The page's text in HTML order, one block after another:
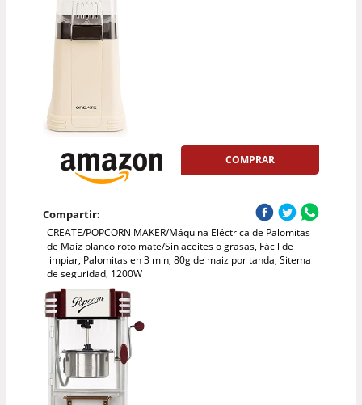
COMPRAR
Compartir:
CREATE/POPCORN MAKER/Máquina Eléctrica de Palomitas
de Maíz blanco roto mate/Sin aceites o grasas, Fácil de
limpiar, Palomitas en 3 min, 80g de maiz por tanda, Sitema
de seguridad, 1200W